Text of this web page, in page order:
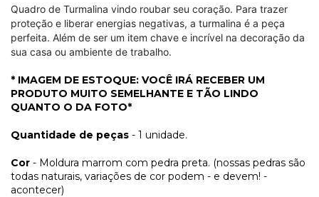
Quadro de Turmalina vindo roubar seu coração. Para trazer
proteção e liberar energias negativas, a turmalina é a peça
perfeita. Além de ser um item chave e incrível na decoração da
sua casa ou ambiente de trabalho.
* IMAGEM DE ESTOQUE: VOCÊ IRÁ RECEBER UM
PRODUTO MUITO SEMELHANTE E TÃO LINDO
QUANTO O DA FOTO*
Quantidade de peças - 1 unidade.
Cor - Moldura marrom com pedra preta. (nossas pedras são
todas naturais, variações de cor podem - e devem! -
acontecer)